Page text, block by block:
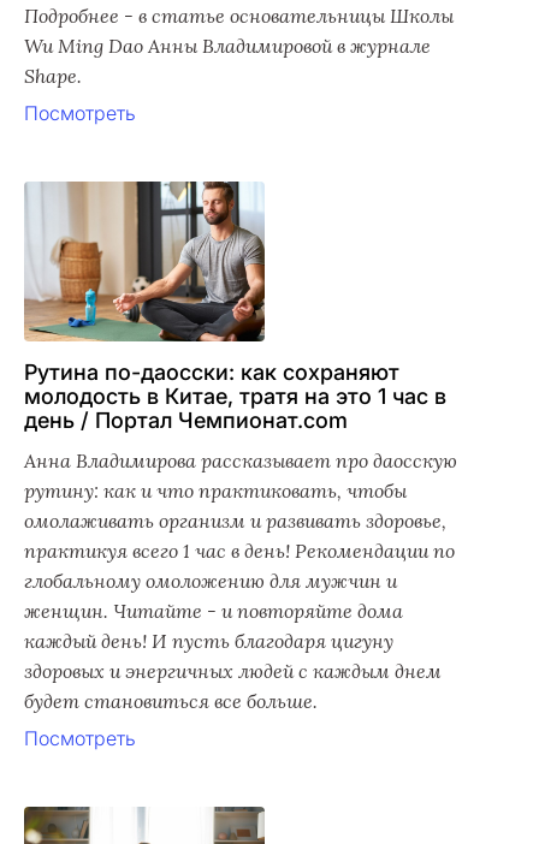
Подробнее - в статье основательницы Школы
Wu Ming Dao Анны Владимировой в журнале
Shape.
Посмотреть
Рутина по-даосски: как сохраняют
молодость в Китае, тратя на это 1 час в
день / Портал Чемпионат.com
Анна Владимирова рассказывает про даосскую
рутину: как и что практиковать, чтобы
омолаживать организм и развивать здоровье,
практикуя всего 1 час в день! Рекомендации по
глобальному омоложению для мужчин и
женщин. Читайте - и повторяйте дома
каждый день! И пусть благодаря цигуну
здоровых и энергичных людей с каждым днем
будет становиться все больше.
Посмотреть